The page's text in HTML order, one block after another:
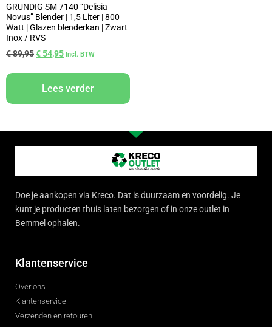
GRUNDIG SM 7140 “Delisia
Novus” Blender | 1,5 Liter | 800
Watt | Glazen blenderkan | Zwart
Inox / RVS
€89,95€54,95 Incl. BTW
Lees verder
Doe je aankopen via Kreco. Dat is duurzaam en voordelig. Je
kunt je producten thuis laten bezorgen of in onze outlet in
Bemmel ophalen.
Klantenservice
Over ons
Klantenservice
Verzenden en retouren